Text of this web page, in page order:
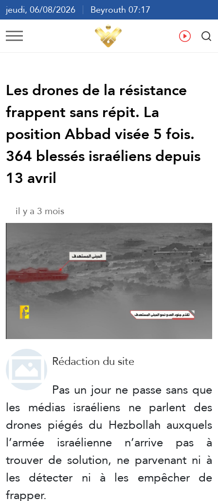
jeudi, 06/08/2026
Beyrouth 07:17
ع
Les drones de la résistance
frappent sans répit. La
position Abbad visée 5 fois.
364 blessés israéliens depuis
13 avril
il y a 3 mois
Rédaction du site
Pas un jour ne passe sans que
les médias israéliens ne parlent des
drones piégés du Hezbollah auxquels
l’armée israélienne n’arrive pas à
trouver de solution, ne parvenant ni à
les détecter ni à les empêcher de
frapper.